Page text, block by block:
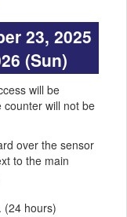
23, 2025
(Sun)
will be
counter will not be
over the sensor
to the main
(24 hours)